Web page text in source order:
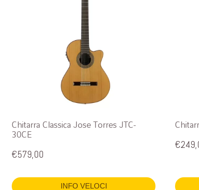
Chitarra Classica Jose Torres JTC-
30CE
€579,00
INFO VELOCI
€